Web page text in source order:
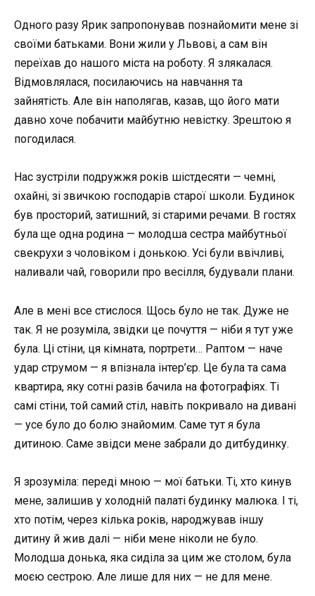
Одного разу Ярик запропонував познайомити мене зі
своїми батьками. Вони жили у Львові, а сам він
переїхав до нашого міста на роботу. Я злякалася.
Відмовлялася, посилаючись на навчання та
зайнятість. Але він наполягав, казав, що його мати
давно хоче побачити майбутню невістку. Зрештою я
погодилася.
Нас зустріли подружжя років шістдесяти — чемні,
охайні, зі звичкою господарів старої школи. Будинок
був просторий, затишний, зі старими речами. В гостях
була ще одна родина — молодша сестра майбутньої
свекрухи з чоловіком і донькою. Усі були ввічливі,
наливали чай, говорили про весілля, будували плани.
Але в мені все стислося. Щось було не так. Дуже не
так. Я не розуміла, звідки це почуття — ніби я тут уже
була. Ці стіни, ця кімната, портрети… Раптом — наче
удар струмом — я впізнала інтер’єр. Це була та сама
квартира, яку сотні разів бачила на фотографіях. Ті
самі стіни, той самий стіл, навіть покривало на дивані
— усе було до болю знайомим. Саме тут я була
дитиною. Саме звідси мене забрали до дитбудинку.
Я зрозуміла: переді мною — мої батьки. Ті, хто кинув
мене, залишив у холодній палаті будинку малюка. І ті,
хто потім, через кілька років, народжував іншу
дитину й жив далі — ніби мене ніколи не було.
Молодша донька, яка сиділа за цим же столом, була
моєю сестрою. Але лише для них — не для мене.